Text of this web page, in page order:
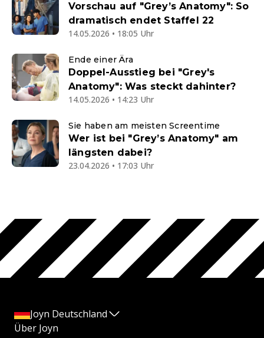
Vorschau auf "Grey’s Anatomy": So
dramatisch endet Staffel 22
14.05.2026 • 18:05 Uhr
Ende einer Ära
Doppel-Ausstieg bei "Grey's
Anatomy": Was steckt dahinter?
14.05.2026 • 14:23 Uhr
Sie haben am meisten Screentime
Wer ist bei "Grey’s Anatomy" am
längsten dabei?
23.04.2026 • 17:03 Uhr
Joyn Deutschland
Über Joyn